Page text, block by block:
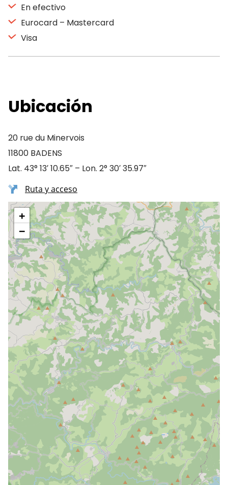
En efectivo
Eurocard – Mastercard
Visa
Ubicación
20 rue du Minervois
11800 BADENS
Lat. 43° 13′ 10.65″ – Lon. 2° 30′ 35.97″
Ruta y acceso
+
−